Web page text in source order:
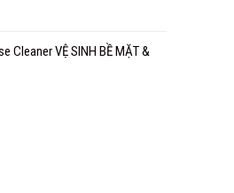
Cleaner VỆ SINH BỀ MẶT &